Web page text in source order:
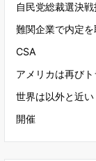
自民党総裁選決
難関企業で内定
CSA
アメリカは再び
世界は以外と近
開催